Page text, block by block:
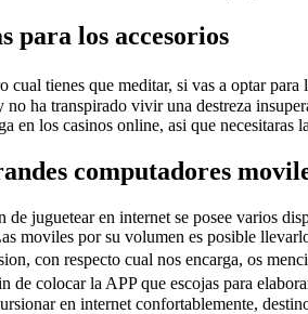
para los accesorios
cual tienes que meditar, si vas a optar
no ha transpirado vivir una destreza
en los casinos online, asi que necesitaras
computadores
de juguetear en internet se posee varios
moviles por su volumen es posible
con respecto cual nos encarga, os
de colocar la APP que escojas para
en internet confortablemente,